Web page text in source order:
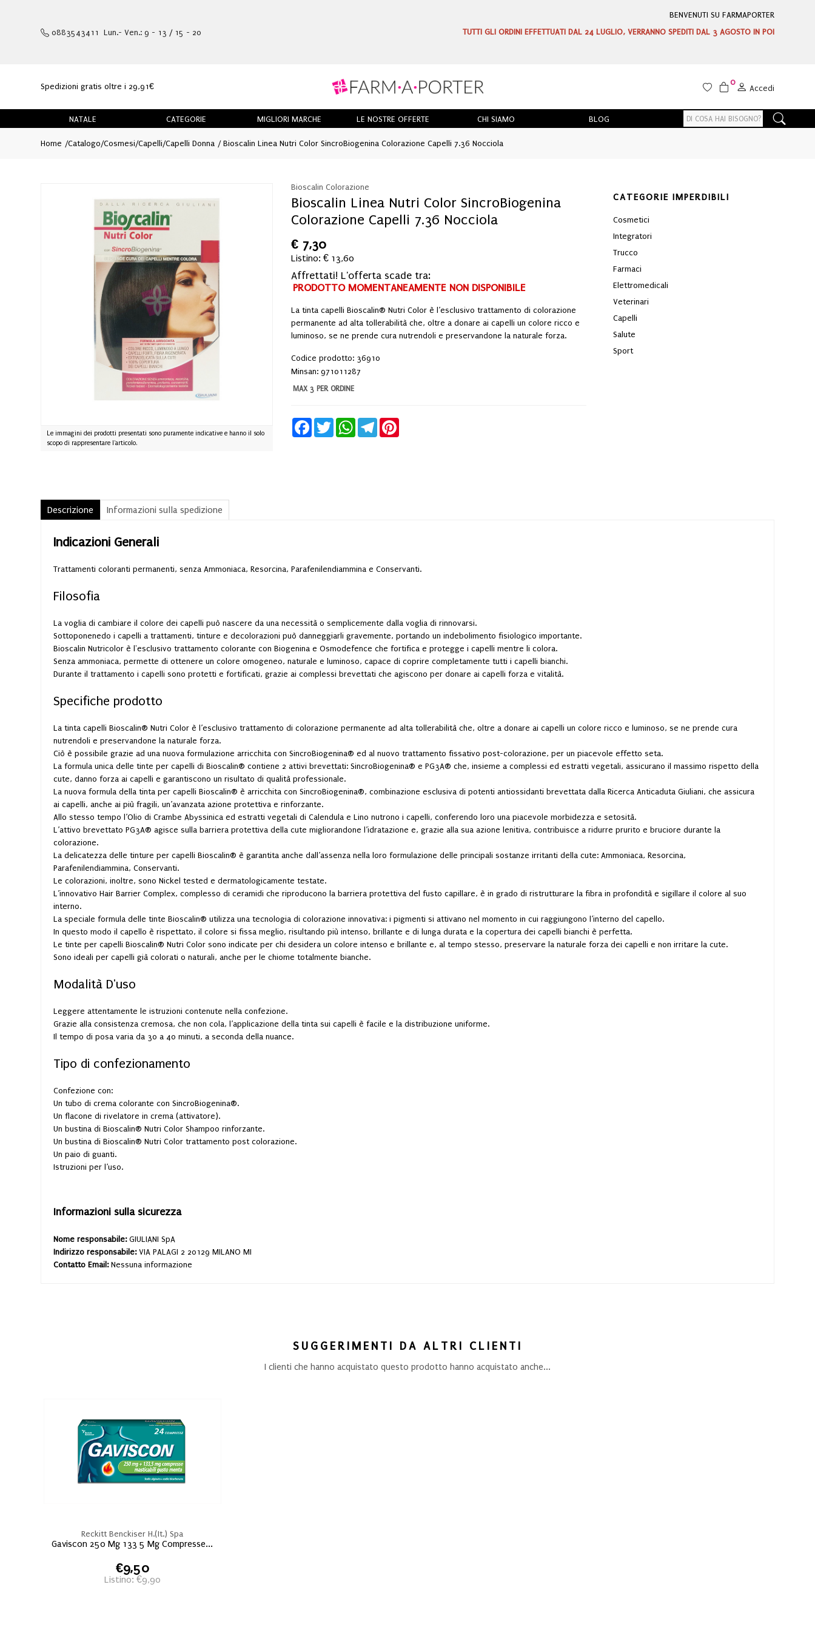
0883543411 Lun.- Ven.: 9 - 13 / 15 - 20
BENVENUTI SU FARMAPORTER
TUTTI GLI ORDINI EFFETTUATI DAL 24 LUGLIO, VERRANNO SPEDITI DAL 3 AGOSTO IN POI
Spedizioni gratis oltre i 29,91€ 0
Accedi
NATALE CATEGORIE MIGLIORI MARCHE LE NOSTRE OFFERTE CHI SIAMO BLOG
Home Catalogo/Cosmesi/Capelli/Capelli Donna Bioscalin Linea Nutri Color SincroBiogenina Colorazione Capelli 7.36 Nocciola
Le immagini dei prodotti presentati sono puramente indicative e hanno il solo
scopo di rappresentare l'articolo.
Bioscalin Colorazione
Bioscalin Linea Nutri Color SincroBiogenina
Colorazione Capelli 7.36 Nocciola
€ 7,30
Listino: € 13,60
Affrettati! L'offerta scade tra:
PRODOTTO MOMENTANEAMENTE NON DISPONIBILE
La tinta capelli Bioscalin® Nutri Color è l’esclusivo trattamento di colorazione
permanente ad alta tollerabilità che, oltre a donare ai capelli un colore ricco e
luminoso, se ne prende cura nutrendoli e preservandone la naturale forza.
Codice prodotto: 36910
Minsan:971011287
MAX 3 PER ORDINE
FacebookTwitter WhatsAppTelegram
CATEGORIE IMPERDIBILI
Cosmetici
Integratori
Trucco
Farmaci
Elettromedicali
Veterinari
Capelli
Salute
Sport
Descrizione Informazioni sulla spedizione
Indicazioni Generali
Trattamenti coloranti permanenti, senza Ammoniaca, Resorcina, Parafenilendiammina e Conservanti.
Filosofia
La voglia di cambiare il colore dei capelli può nascere da una necessità o semplicemente dalla voglia di rinnovarsi.
Sottoponenedo i capelli a trattamenti, tinture e decolorazioni può danneggiarli gravemente, portando un indebolimento fisiologico importante.
Bioscalin Nutricolor è l'esclusivo trattamento colorante con Biogenina e Osmodefence che fortifica e protegge i capelli mentre li colora.
Senza ammoniaca, permette di ottenere un colore omogeneo, naturale e luminoso, capace di coprire completamente tutti i capelli bianchi.
Durante il trattamento i capelli sono protetti e fortificati, grazie ai complessi brevettati che agiscono per donare ai capelli forza e vitalità.
Specifiche prodotto
La tinta capelli Bioscalin® Nutri Color è l’esclusivo trattamento di colorazione permanente ad alta tollerabilità che, oltre a donare ai capelli un colore ricco e luminoso, se ne prende cura
nutrendoli e preservandone la naturale forza.
Ciò è possibile grazie ad una nuova formulazione arricchita con SincroBiogenina® ed al nuovo trattamento fissativo post-colorazione, per un piacevole effetto seta.
La formula unica delle tinte per capelli di Bioscalin® contiene 2 attivi brevettati: SincroBiogenina® e PG3A® che, insieme a complessi ed estratti vegetali, assicurano il massimo rispetto della
cute, danno forza ai capelli e garantiscono un risultato di qualità professionale.
La nuova formula della tinta per capelli Bioscalin® è arricchita con SincroBiogenina®, combinazione esclusiva di potenti antiossidanti brevettata dalla Ricerca Anticaduta Giuliani, che assicura
ai capelli, anche ai più fragili, un’avanzata azione protettiva e rinforzante.
Allo stesso tempo l’Olio di Crambe Abyssinica ed estratti vegetali di Calendula e Lino nutrono i capelli, conferendo loro una piacevole morbidezza e setosità.
L’attivo brevettato PG3A® agisce sulla barriera protettiva della cute migliorandone l’idratazione e, grazie alla sua azione lenitiva, contribuisce a ridurre prurito e bruciore durante la
colorazione.
La delicatezza delle tinture per capelli Bioscalin® è garantita anche dall’assenza nella loro formulazione delle principali sostanze irritanti della cute: Ammoniaca, Resorcina,
Parafenilendiammina, Conservanti.
Le colorazioni, inoltre, sono Nickel tested e dermatologicamente testate.
L’innovativo Hair Barrier Complex, complesso di ceramidi che riproducono la barriera protettiva del fusto capillare, è in grado di ristrutturare la fibra in profondità e sigillare il colore al suo
interno.
La speciale formula delle tinte Bioscalin® utilizza una tecnologia di colorazione innovativa: i pigmenti si attivano nel momento in cui raggiungono l’interno del capello.
In questo modo il capello è rispettato, il colore si fissa meglio, risultando più intenso, brillante e di lunga durata e la copertura dei capelli bianchi è perfetta.
Le tinte per capelli Bioscalin® Nutri Color sono indicate per chi desidera un colore intenso e brillante e, al tempo stesso, preservare la naturale forza dei capelli e non irritare la cute.
Sono ideali per capelli già colorati o naturali, anche per le chiome totalmente bianche.
Modalità D'uso
Leggere attentamente le istruzioni contenute nella confezione.
Grazie alla consistenza cremosa, che non cola, l’applicazione della tinta sui capelli è facile e la distribuzione uniforme.
Il tempo di posa varia da 30 a 40 minuti, a seconda della nuance.
Tipo di confezionamento
Confezione con:
Un tubo di crema colorante con SincroBiogenina®.
Un flacone di rivelatore in crema (attivatore).
Un bustina di Bioscalin® Nutri Color Shampoo rinforzante.
Un bustina di Bioscalin® Nutri Color trattamento post colorazione.
Un paio di guanti.
Istruzioni per l’uso.
Informazioni sulla sicurezza
Nome responsabile: GIULIANI SpA
Indirizzo responsabile: VIA PALAGI 2 20129 MILANO MI
Contatto Email: Nessuna informazione
SUGGERIMENTI DA ALTRI CLIENTI
I clienti che hanno acquistato questo prodotto hanno acquistato anche...
Reckitt Benckiser H.(It.) Spa
Gaviscon 250 Mg 133 5 Mg Compresse...
€9,50
Listino: €9,90